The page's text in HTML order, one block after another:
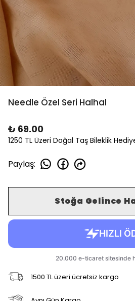
Needle Özel Seri Halhal
₺ 69.00
1250 TL Üzeri Doğal Taş Bileklik
Paylaş:
Stoğa Gelince
1500 TL üzeri ücretsiz kargo